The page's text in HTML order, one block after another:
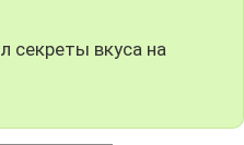
секреты вкуса на